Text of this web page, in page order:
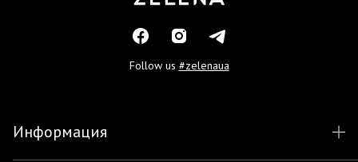
Follow us #zelenaua
Информация